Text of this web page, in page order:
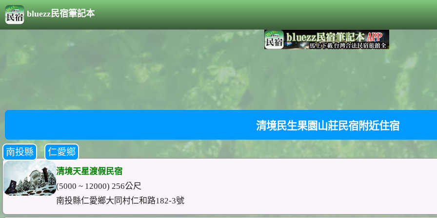
bluezz民宿筆記本
清境民生果園山莊民宿附近住宿
南投縣 仁愛鄉
清境天星渡假民宿
(5000 ~ 12000) 256公尺
南投縣仁愛鄉大同村仁和路182-3號